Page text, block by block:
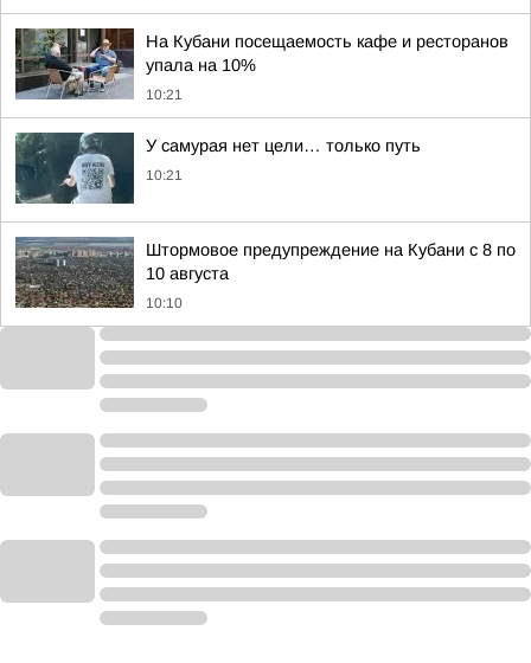
На Кубани посещаемость кафе и ресторанов
упала на 10%
10:21
У самурая нет цели… только путь
10:21
Штормовое предупреждение на Кубани с 8 по
10 августа
10:10